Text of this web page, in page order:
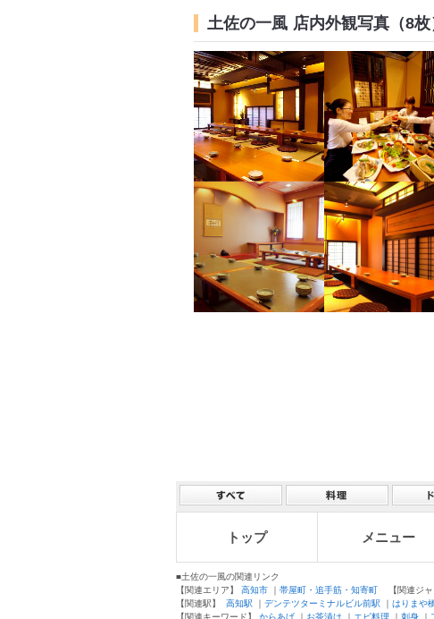
土佐の一風 店内外観写真（8枚
トップ メニュー
■土佐の一風の関連リンク
【関連エリア】 高知市 ｜ 帯屋町・追手筋・知寄町 【関連ジャ
【関連駅】 高知駅 ｜ デンテツターミナルビル前駅 ｜ はりまや
【関連キーワード】 からあげ ｜ お茶漬け ｜ エビ料理 ｜ 刺身 ｜